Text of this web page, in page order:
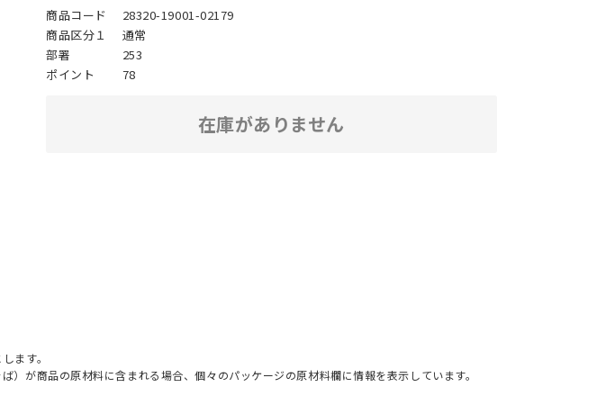
商品コード
28320-19001-02179
商品区分１
通常
部署
253
ポイント
78
在庫がありません
ます。
が商品の原材料に含まれる場合、個々のパッケージの原材料欄に情報を表示しています。